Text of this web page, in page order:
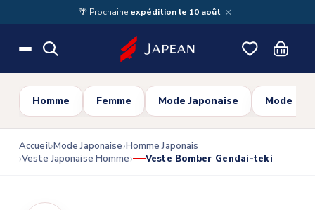
Skip to main content🌴 Prochaine expédition le 10 août ×
Homme Femme Mode Japonaise Mode
Accueil Mode Japonaise Homme Japonais
Veste Japonaise Homme
Veste Bomber Gendai-teki